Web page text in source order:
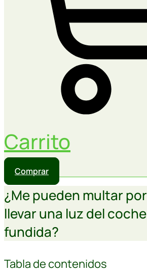
Carrito
Comprar
¿Me pueden multar por
llevar una luz del coche
fundida?
Tabla de contenidos